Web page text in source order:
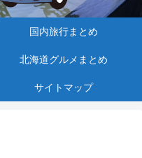
国内旅行まとめ
北海道グルメまとめ
サイトマップ